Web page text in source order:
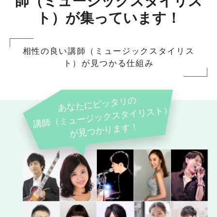
ト）が集っています！
相性の良い講師（ミュージックスタイリス
ト）が見つかる仕組み